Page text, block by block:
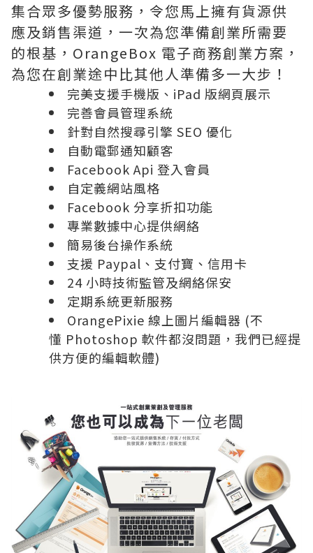
集合眾多優勢服務，令您馬上擁有貨源供
應及銷售渠道，一次為您準備創業所需要
的根基，OrangeBox 電子商務創業方案，
為您在創業途中比其他人準備多一大步！
完美支援手機版、iPad 版網頁展示
完善會員管理系統
針對自然搜尋引擎 SEO 優化
自動電郵通知顧客
Facebook Api 登入會員
自定義網站風格
Facebook 分享折扣功能
專業數據中心提供網絡
簡易後台操作系統
支援 Paypal、支付寶、信用卡
24 小時技術監管及網絡保安
定期系統更新服務
OrangePixie 線上圖片編輯器 (不
懂 Photoshop 軟件都沒問題，我們已經提
供方便的編輯軟體)